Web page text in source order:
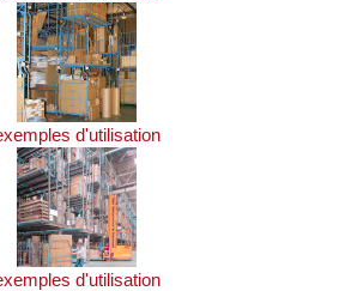
d'utilisation
d'utilisation